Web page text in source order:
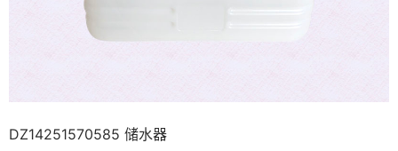
DZ14251570585 储水器